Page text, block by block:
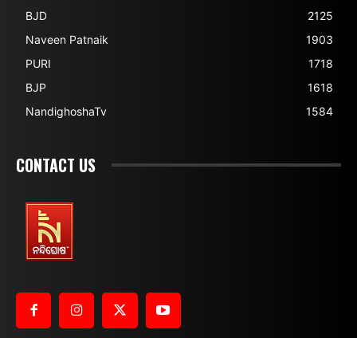
BJD
2125
Naveen Patnaik
1903
PURI
1718
BJP
1618
NandighoshaTv
1584
CONTACT US